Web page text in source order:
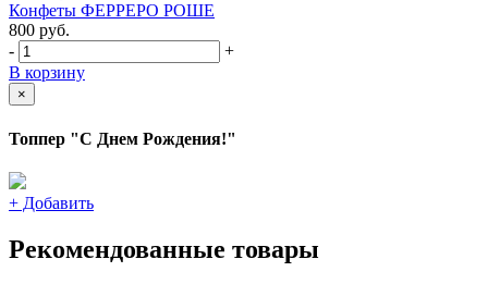
Конфеты ФЕРРЕРО РОШЕ
800 руб.
-
+
В корзину
×
Топпер "С Днем Рождения!"
+ Добавить
Рекомендованные товары